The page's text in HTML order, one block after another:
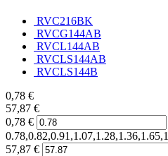
RVC216BK
RVCG144AB
RVCL144AB
RVCLS144AB
RVCLS144B
0,78 €
57,87 €
0,78 €
57,87 €